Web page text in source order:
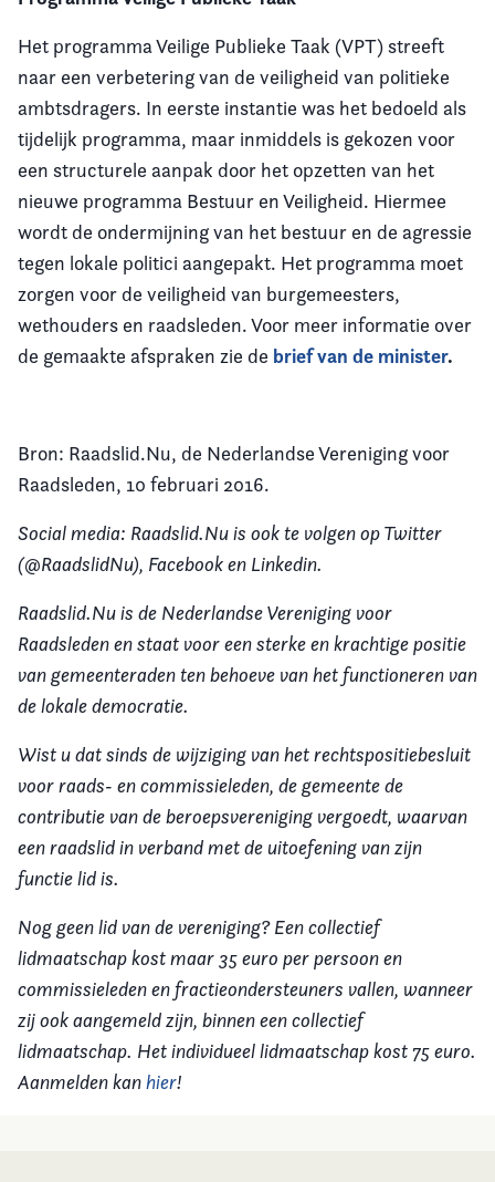
Het programma Veilige Publieke Taak (VPT) streeft
naar een verbetering van de veiligheid van politieke
ambtsdragers. In eerste instantie was het bedoeld als
tijdelijk programma, maar inmiddels is gekozen voor
een structurele aanpak door het opzetten van het
nieuwe programma Bestuur en Veiligheid. Hiermee
wordt de ondermijning van het bestuur en de agressie
tegen lokale politici aangepakt. Het programma moet
zorgen voor de veiligheid van burgemeesters,
wethouders en raadsleden. Voor meer informatie over
de gemaakte afspraken zie de brief van de minister.
Bron: Raadslid.Nu, de Nederlandse Vereniging voor
Raadsleden, 10 februari 2016.
Social media: Raadslid.Nu is ook te volgen op Twitter
(@RaadslidNu), Facebook en Linkedin.
Raadslid.Nu is de Nederlandse Vereniging voor
Raadsleden en staat voor een sterke en krachtige positie
van gemeenteraden ten behoeve van het functioneren van
de lokale democratie.
Wist u dat sinds de wijziging van het rechtspositiebesluit
voor raads- en commissieleden, de gemeente de
contributie van de beroepsvereniging vergoedt, waarvan
een raadslid in verband met de uitoefening van zijn
functie lid is.
Nog geen lid van de vereniging? Een collectief
lidmaatschap kost maar 35 euro per persoon en
commissieleden en fractieondersteuners vallen, wanneer
zij ook aangemeld zijn, binnen een collectief
lidmaatschap. Het individueel lidmaatschap kost 75 euro.
Aanmelden kanhier!